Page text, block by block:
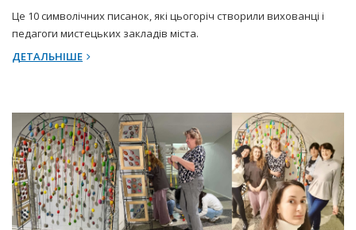
Це 10 символічних писанок, які цьогоріч створили вихованці і
педагоги мистецьких закладів міста.
ДЕТАЛЬНІШЕ